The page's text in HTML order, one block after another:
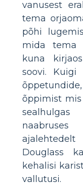
vanusest
tema
põhi
mida tema
kuna
soovi. Kuigi
õppimist
Douglass
kehalisi
vallutusi.